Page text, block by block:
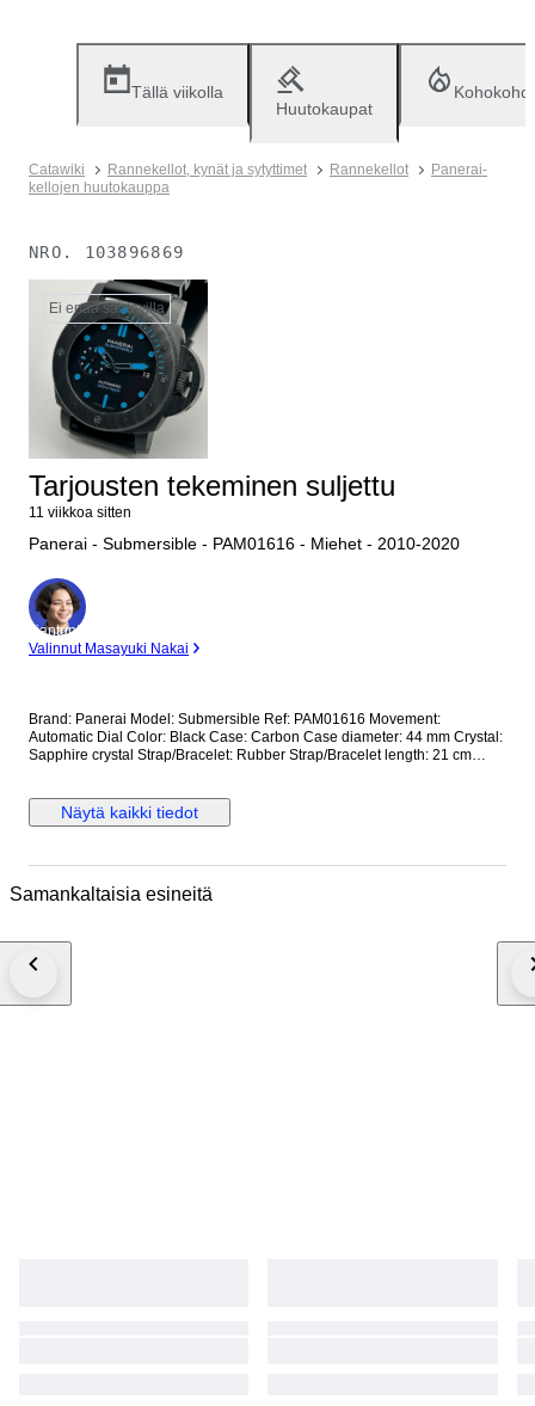
Tällä viikolla
Huutokaupat
Catawiki Rannekellot, kynät ja sytyttimet Rannekellot
Panerai-
kellojen huutokauppa
NRO. 103896869
Ei enää saatavilla
Tarjousten tekeminen suljettu
11 viikkoa sitten
Panerai - Submersible - PAM01616 - Miehet - 2010-2020
asiantuntija
Valinnut Masayuki Nakai
Brand: Panerai Model: Submersible Ref: PAM01616 Movement:
Automatic Dial Color: Black Case: Carbon Case diameter: 44 mm Crystal:
Sapphire crystal Strap/Bracelet: Rubber Strap/Bracelet length: 21 cm
**Optional shipping from Europe(EU) is available. Please contact seller
for details.
Näytä kaikki tiedot
Samankaltaisia esineitä